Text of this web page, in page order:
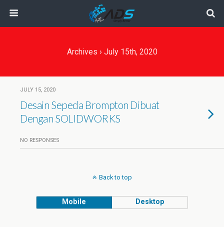
Archives › July 15th, 2020
JULY 15, 2020
Desain Sepeda Brompton Dibuat
Dengan SOLIDWORKS
NO RESPONSES
Back to top
Mobile Desktop